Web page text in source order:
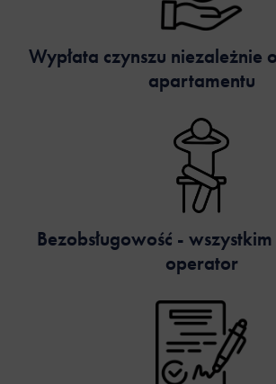
Wypłata czynszu niezależnie
apartamentu
Bezobsługowość -
operator